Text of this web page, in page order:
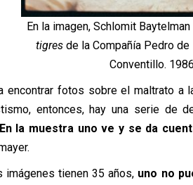
En la imagen, Schlomit Baytelman
tigres de la Compañía Pedro de
Conventillo.
encontrar fotos sobre el maltrato a
entonces, hay una serie de
En la muestra uno ve y se da
imágenes tienen 35 años, uno no